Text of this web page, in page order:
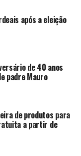
após a eleição
de 40 anos
padre Mauro
de produtos para
a partir de